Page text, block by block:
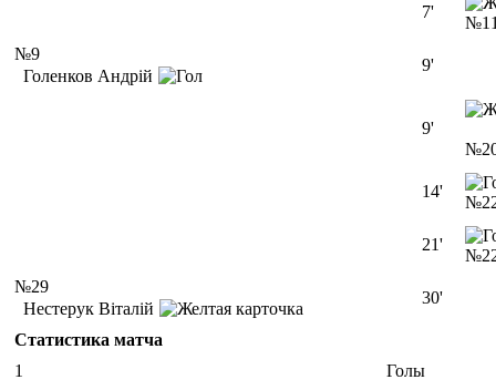
7'
№9
Голенков Андрій
9'
9'
14'
21'
№29
Нестерук Віталій
30'
Статистика матча
1
Голы